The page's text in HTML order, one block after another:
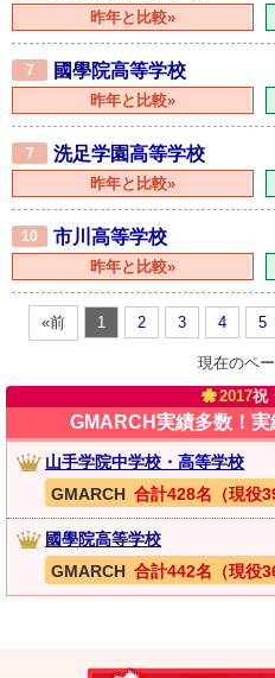
昨年と比較»
7 國學院高等学校
昨年と比較»
7 洗足学園高等学校
昨年と比較»
10 市川高等学校
昨年と比較»
«前 1 2 3 4 5
現在のペ
2017祝
GMARCH実績多数！
山手学院中学校・高等学校
GMARCH 合計428名（現役
國學院高等学校
GMARCH 合計442名（現役